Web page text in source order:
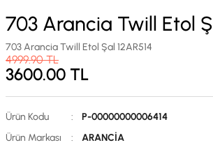
703 Arancia Twill Etol
703 Arancia Twill Etol Şal 12AR514
4999.90TL
3600.00 TL
Ürün Kodu :
P-00000000006414
Ürün Markası
:
ARANCİA